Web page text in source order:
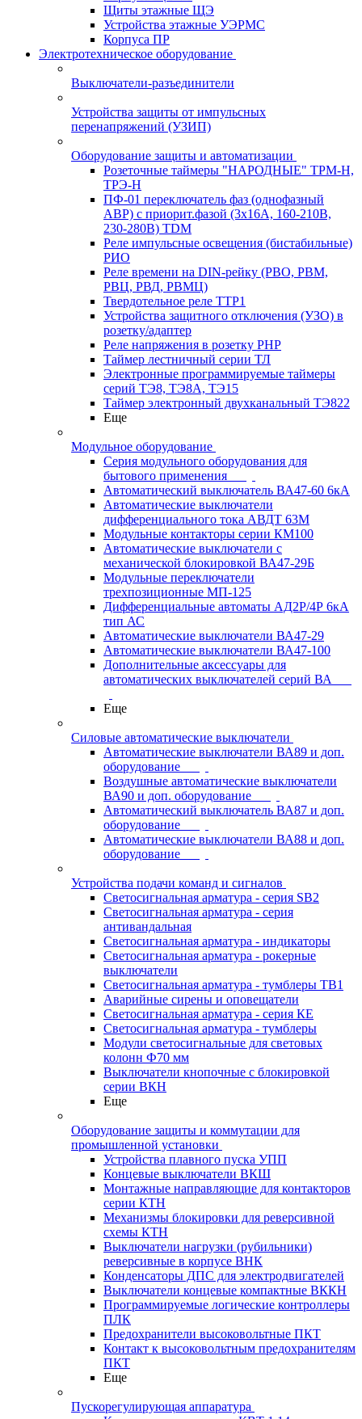
Щиты этажные ЩЭ
Устройства этажные УЭРМС
Корпуса ПР
Электротехническое оборудование
Выключатели-разъединители
Устройства защиты от импульсных
перенапряжений (УЗИП)
Оборудование защиты и автоматизации
Розеточные таймеры "НАРОДНЫЕ" ТРМ-Н,
ТРЭ-Н
ПФ-01 переключатель фаз (однофазный
АВР) с приорит.фазой (3х16А, 160-210В,
230-280В) TDM
Реле импульсные освещения (бистабильные)
РИО
Реле времени на DIN-рейку (РВО, РВМ,
РВЦ, РВД, РВМЦ)
Твердотельное реле ТТР1
Устройства защитного отключения (УЗО) в
розетку/адаптер
Реле напряжения в розетку РНР
Таймер лестничный серии ТЛ
Электронные программируемые таймеры
серий ТЭ8, ТЭ8А, ТЭ15
Таймер электронный двухканальный ТЭ822
Еще
Модульное оборудование
Серия модульного оборудования для
бытового применения
Автоматический выключатель ВА47-60 6кА
Автоматические выключатели
дифференциального тока АВДТ 63М
Модульные контакторы серии КМ100
Автоматические выключатели с
механической блокировкой ВА47-29Б
Модульные переключатели
трехпозиционные МП-125
Дифференциальные автоматы АД2Р/4Р 6кА
тип АС
Автоматические выключатели ВА47-29
Автоматические выключатели ВА47-100
Дополнительные аксессуары для
автоматических выключателей серий ВА
Еще
Силовые автоматические выключатели
Автоматические выключатели ВА89 и доп.
оборудование
Воздушные автоматические выключатели
ВА90 и доп. оборудование
Автоматический выключатель ВА87 и доп.
оборудование
Автоматические выключатели ВА88 и доп.
оборудование
Устройства подачи команд и сигналов
Светосигнальная арматура - серия SB2
Светосигнальная арматура - серия
антивандальная
Светосигнальная арматура - индикаторы
Светосигнальная арматура - рокерные
выключатели
Светосигнальная арматура - тумблеры ТВ1
Аварийные сирены и оповещатели
Светосигнальная арматура - серия КЕ
Светосигнальная арматура - тумблеры
Модули светосигнальные для световых
колонн Ф70 мм
Выключатели кнопочные с блокировкой
серии ВКН
Еще
Оборудование защиты и коммутации для
промышленной установки
Устройства плавного пуска УПП
Концевые выключатели ВКШ
Монтажные направляющие для контакторов
серии КТН
Механизмы блокировки для реверсивной
схемы КТН
Выключатели нагрузки (рубильники)
реверсивные в корпусе ВНК
Конденсаторы ДПС для электродвигателей
Выключатели концевые компактные ВККН
Программируемые логические контроллеры
ПЛК
Предохранители высоковольтные ПКТ
Контакт к высоковольтным предохранителям
ПКТ
Еще
Пускорегулирующая аппаратура